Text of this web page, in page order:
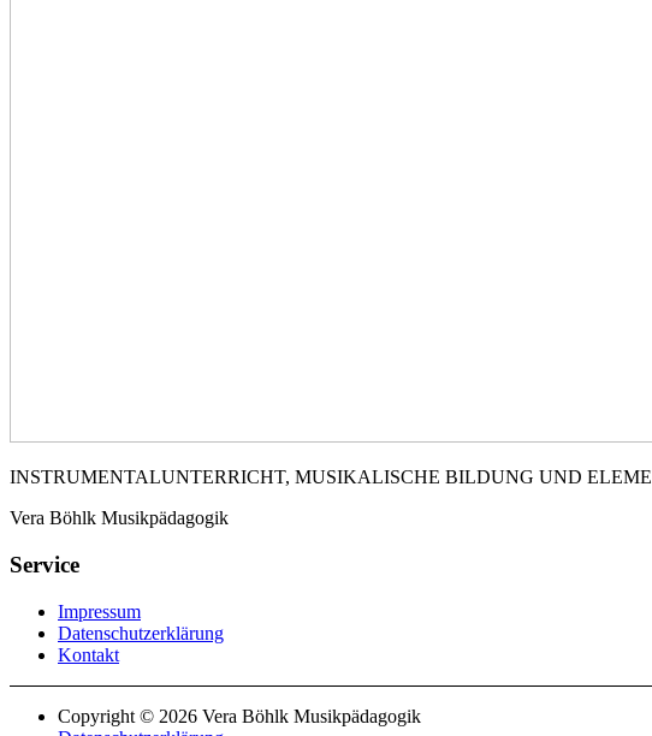
INSTRUMENTALUNTERRICHT, MUSIKALISCHE BILDUNG UND
Vera Böhlk Musikpädagogik
Service
Impressum
Datenschutzerklärung
Kontakt
Copyright © 2026 Vera Böhlk Musikpädagogik